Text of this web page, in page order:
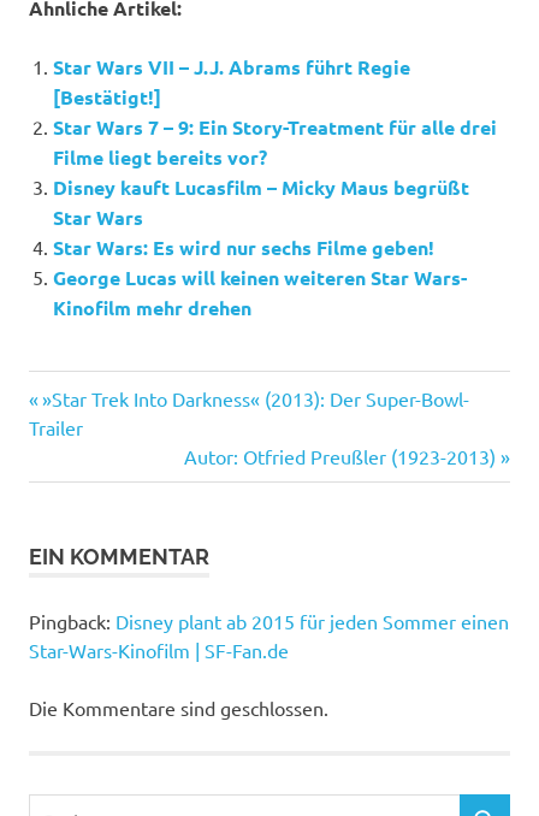
Ähnliche Artikel:
Star Wars VII – J.J. Abrams führt Regie
[Bestätigt!]
Star Wars 7 – 9: Ein Story-Treatment für alle drei
Filme liegt bereits vor?
Disney kauft Lucasfilm – Micky Maus begrüßt
Star Wars
Star Wars: Es wird nur sechs Filme geben!
George Lucas will keinen weiteren Star Wars-
Kinofilm mehr drehen
Kasdan
Simon
Star
Wars
Disney
Company
Beitragsnavigation
Vorheriger
Beitrag:
»Star Trek Into Darkness« (2013): Der Super-Bowl-
Trailer
Nächster
Beitrag:
Autor: Otfried Preußler (1923-2013)
EIN KOMMENTAR
Pingback: Disney plant ab 2015 für jeden Sommer einen
Star-Wars-Kinofilm | SF-Fan.de
Die Kommentare sind geschlossen.